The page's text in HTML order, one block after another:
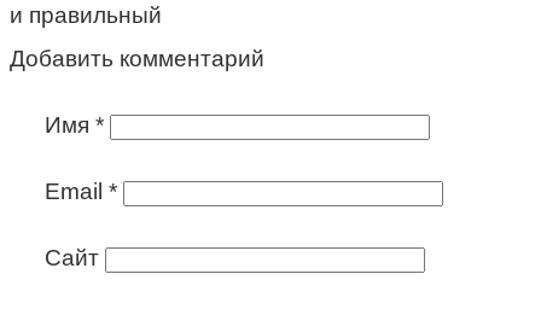
и правильный
Добавить комментарий
Имя *
Email *
Сайт